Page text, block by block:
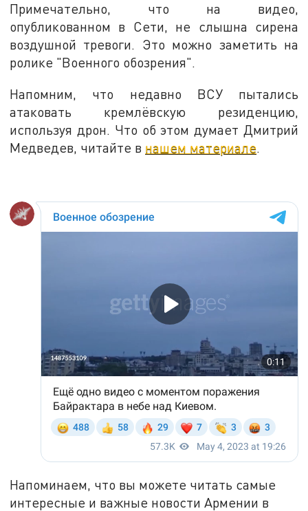
Примечательно, что на видео,
опубликованном в Сети, не слышна сирена
воздушной тревоги. Это можно заметить на
ролике "Военного обозрения".
Напомним, что недавно ВСУ пытались
атаковать кремлёвскую резиденцию,
используя дрон. Что об этом думает Дмитрий
Медведев, читайте в нашем материале.
Напоминаем, что вы можете читать самые
интересные и важные новости Армении в